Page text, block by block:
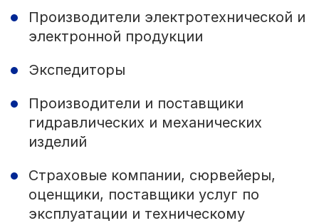
Производители электротехнической и
электронной продукции
Экспедиторы
Производители и поставщики
гидравлических и механических
изделий
Страховые компании, сюрвейеры,
оценщики, поставщики услуг по
эксплуатации и техническому